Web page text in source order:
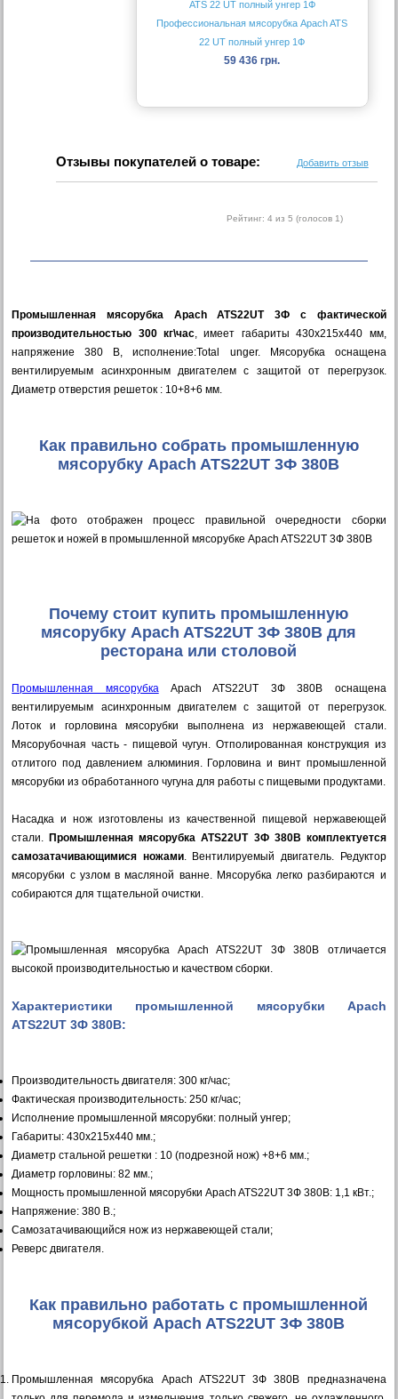
Профессиональная мясорубка Apach ATS
22 UT полный унгер 1Ф
59 436 грн.
Отзывы покупателей о товаре: Добавить отзыв
Рейтинг: 4 из 5 (голосов 1)
Промышленная мясорубка Apach ATS22UT 3Ф с фактической
производительностью 300 кг\час, имеет габариты 430х215х440 мм,
напряжение 380 В, исполнение:Total unger. Мясорубка оснащена
вентилируемым асинхронным двигателем с защитой от перегрузок.
Диаметр отверстия решеток : 10+8+6 мм.
Как правильно собрать промышленную
мясорубку Apach ATS22UT 3Ф 380В
Почему стоит купить промышленную
мясорубку Apach ATS22UT 3Ф 380В для
ресторана или столовой
Промышленная мясорубкаApach ATS22UT 3Ф 380В оснащена
вентилируемым асинхронным двигателем с защитой от перегрузок.
Лоток и горловина мясорубки выполнена из нержавеющей стали.
Мясорубочная часть - пищевой чугун. Отполированная конструкция из
отлитого под давлением алюминия. Горловина и винт промышленной
мясорубки из обработанного чугуна для работы с пищевыми продуктами.
Насадка и нож изготовлены из качественной пищевой нержавеющей
стали. Промышленная мясорубка ATS22UT 3Ф 380В комплектуется
самозатачивающимися ножами. Вентилируемый двигатель. Редуктор
мясорубки с узлом в масляной ванне. Мясорубка легко разбираются и
собираются для тщательной очистки.
Характеристики промышленной мясорубки Apach
ATS22UT 3Ф 380В:
Производительность двигателя: 300 кг/час;
Фактическая производительность: 250 кг/час;
Исполнение промышленной мясорубки: полный унгер;
Габариты: 430х215х440 мм.;
Диаметр стальной решетки : 10 (подрезной нож) +8+6 мм.;
Диаметр горловины: 82 мм.;
Мощность промышленной мясорубки Apach ATS22UT 3Ф 380В: 1,1 кВт.;
Напряжение: 380 В.;
Самозатачивающийся нож из нержавеющей стали;
Реверс двигателя.
Как правильно работать с промышленной
мясорубкой Apach ATS22UT 3Ф 380В
Промышленная мясорубка Apach ATS22UT 3Ф 380В предназначена